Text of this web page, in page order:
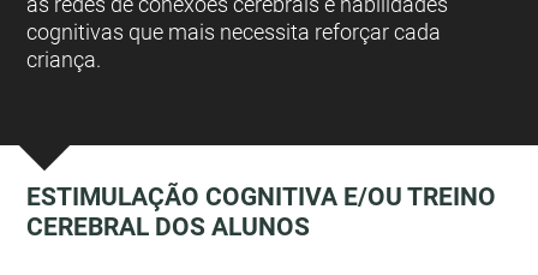
cognitivas que mais necessita reforçar cada
criança.
ESTIMULAÇÃO COGNITIVA E/OU TREINO
CEREBRAL DOS ALUNOS